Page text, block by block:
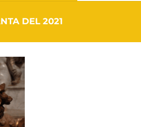
DEL 2021